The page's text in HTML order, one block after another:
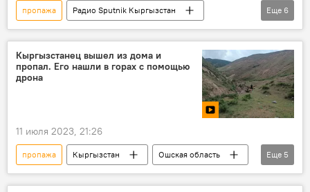
пропажа
Радио Sputnik Кыргызстан
Кыргызстан
розыск
Катерина Клевакова
люди
человек
Еще 6
Кыргызстанец вышел из дома и
пропал. Его нашли в горах с помощью
дрона
11 июля 2023, 21:26
пропажа Кыргызстан
Ошская область
УВД Ошской области
горы
дрон
Еще 5